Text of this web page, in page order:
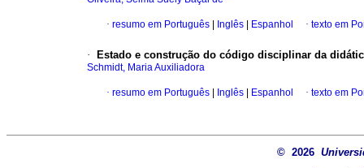
· resumo em Português Inglês Espanhol · texto em
· Estado e construção do código disciplinar da
Schmidt, Maria Auxiliadora
· resumo em Português Inglês Espanhol · texto em
© 2026